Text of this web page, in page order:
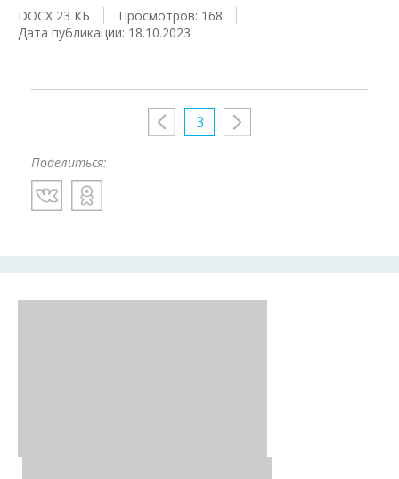
DOCX 23 КБ
Просмотров: 168
Дата публикации: 18.10.2023
3
Поделиться: